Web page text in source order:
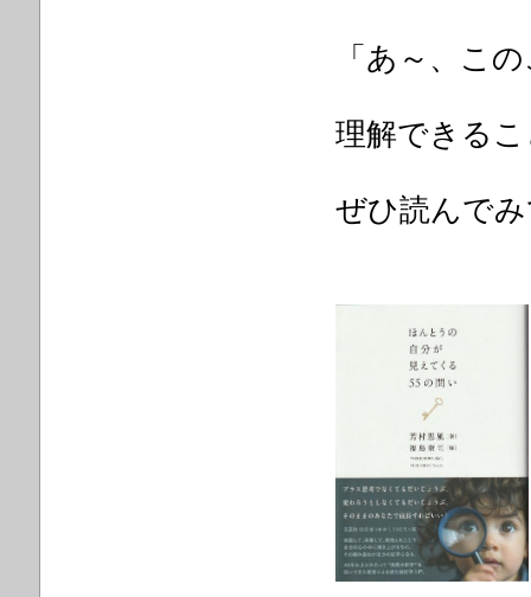
「あ～、こ
理解できる
ぜひ読んで